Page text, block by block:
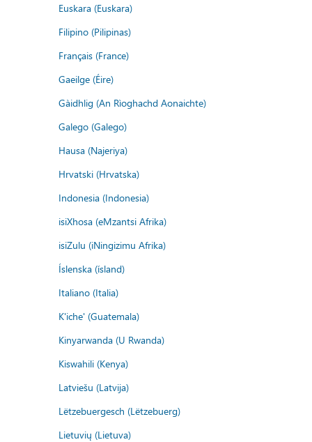
Euskara (Euskara)
Filipino (Pilipinas)
Français (France)
Gaeilge (Éire)
Gàidhlig (An Rìoghachd Aonaichte)
Galego (Galego)
Hausa (Najeriya)
Hrvatski (Hrvatska)
Indonesia (Indonesia)
isiXhosa (eMzantsi Afrika)
isiZulu (iNingizimu Afrika)
Íslenska (ísland)
Italiano (Italia)
K'iche' (Guatemala)
Kinyarwanda (U Rwanda)
Kiswahili (Kenya)
Latviešu (Latvija)
Lëtzebuergesch (Lëtzebuerg)
Lietuvių (Lietuva)